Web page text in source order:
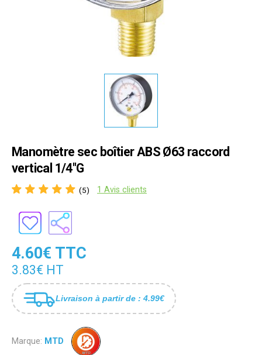
Manomètre sec boîtier ABS Ø63 raccord
vertical 1/4"G
(5) 1 Avis clients
4.60€ TTC
3.83€ HT
Livraison à partir de : 4.99€
Marque: MTD